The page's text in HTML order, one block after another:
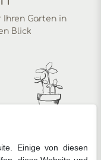
Garten in
Blick
Einige von diesen